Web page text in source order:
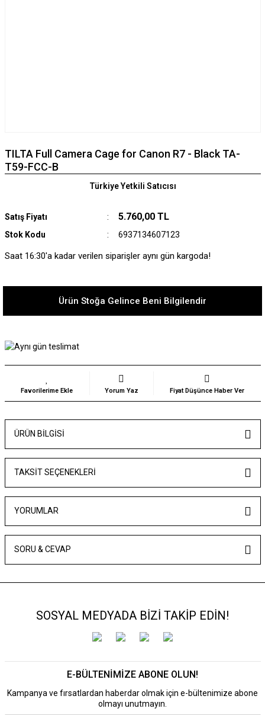
TILTA Full Camera Cage for Canon R7 - Black TA-
T59-FCC-B
Satış Fiyatı 5.760,00 TL
Stok Kodu 6937134607123
Türkiye Yetkili Satıcısı
Saat 16:30'a kadar verilen siparişler aynı gün kargoda!
Ürün Stoğa Gelince Beni Bilgilendir
Yorum Yaz Fiyat Düşünce Haber Ver
ÜRÜN BILGISI
TAKSIT SEÇENEKLERI
YORUMLAR
SORU & CEVAP
SOSYAL MEDYADA BİZİ TAKİP EDİN!
E-BÜLTENİMİZE ABONE OLUN!
Kampanya ve fırsatlardan haberdar olmak için e-bültenimize abone
olmayı unutmayın.